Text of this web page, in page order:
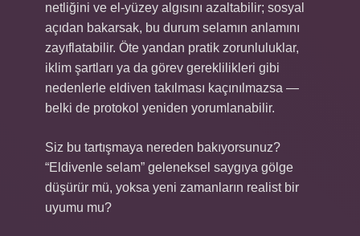
netliğini ve el‑yüzey algısını azaltabilir; sosyal
açıdan bakarsak, bu durum selamın anlamını
zayıflatabilir. Öte yandan pratik zorunluluklar,
iklim şartları ya da görev gereklilikleri gibi
nedenlerle eldiven takılması kaçınılmazsa —
belki de protokol yeniden yorumlanabilir.
Siz bu tartışmaya nereden bakıyorsunuz?
“Eldivenle selam” geleneksel saygıya gölge
düşürür mü, yoksa yeni zamanların realist bir
uyumu mu?